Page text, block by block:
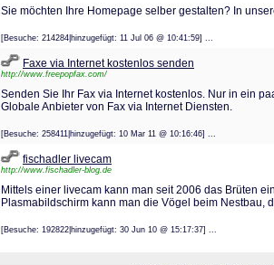
Sie möchten Ihre Homepage selber gestalten? In
[Besuche: 214284|hinzugefügt: 11 Jul 06 @ 10:41:59] ...
Faxe via Internet kostenlos senden
http://www.freepopfax.com/
Senden Sie Ihr Fax via Internet kostenlos. Nur in ein
Globale Anbieter von Fax via Internet Diensten.
[Besuche: 258411|hinzugefügt: 10 Mar 11 @ 10:16:46] ...
fischadler livecam
http://www.fischadler-blog.de
Mittels einer livecam kann man seit 2006 das Brüten
Plasmabildschirm kann man die Vögel beim Nestbau,
[Besuche: 192822|hinzugefügt: 30 Jun 10 @ 15:17:37] ...